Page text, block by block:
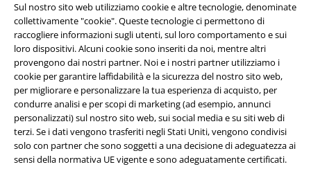
Sul nostro sito web utilizziamo cookie e altre tecnologie, denominate
collettivamente "cookie". Queste tecnologie ci permettono di
raccogliere informazioni sugli utenti, sul loro comportamento e sui
loro dispositivi. Alcuni cookie sono inseriti da noi, mentre altri
provengono dai nostri partner. Noi e i nostri partner utilizziamo i
cookie per garantire laffidabilità e la sicurezza del nostro sito web,
per migliorare e personalizzare la tua esperienza di acquisto, per
condurre analisi e per scopi di marketing (ad esempio, annunci
personalizzati) sul nostro sito web, sui social media e su siti web di
terzi. Se i dati vengono trasferiti negli Stati Uniti, vengono condivisi
solo con partner che sono soggetti a una decisione di adeguatezza ai
sensi della normativa UE vigente e sono adeguatamente certificati.
Info legali
Termini & Condizioni